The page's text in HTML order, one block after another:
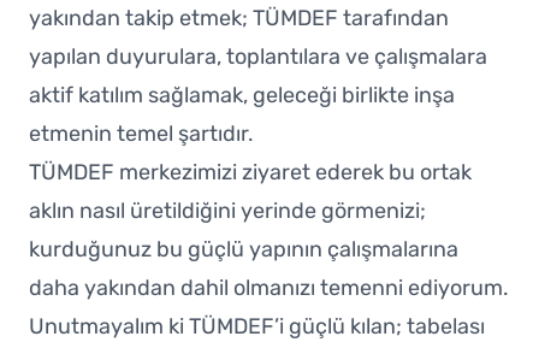
yakından takip etmek; TÜMDEF tarafından
yapılan duyurulara, toplantılara ve çalışmalara
aktif katılım sağlamak, geleceği birlikte inşa
etmenin temel şartıdır.
TÜMDEF merkezimizi ziyaret ederek bu ortak
aklın nasıl üretildiğini yerinde görmenizi;
kurduğunuz bu güçlü yapının çalışmalarına
daha yakından dahil olmanızı temenni ediyorum.
Unutmayalım ki TÜMDEF’i güçlü kılan; tabelası